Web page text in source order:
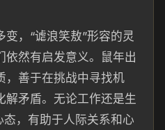
，“谑浪笑敖”形容的灵
依然有启发意义。鼠年出
，善于在挑战中寻找机
解矛盾。无论工作还是生
态，有助于人际关系和心